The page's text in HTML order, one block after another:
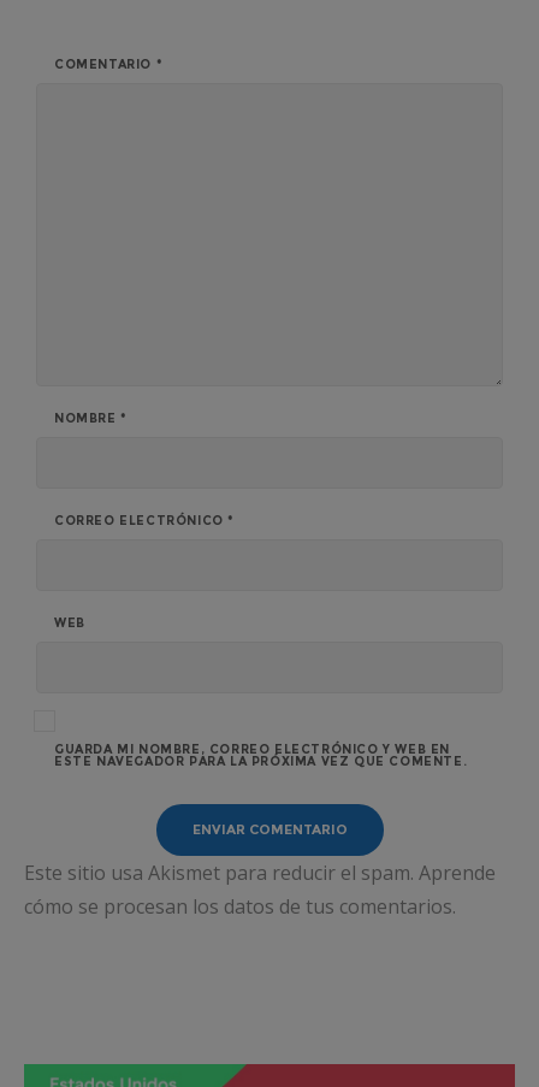
COMENTARIO *
NOMBRE *
CORREO ELECTRÓNICO *
WEB
GUARDA MI NOMBRE, CORREO ELECTRÓNICO Y WEB EN
ESTE NAVEGADOR PARA LA PRÓXIMA VEZ QUE COMENTE.
Este sitio usa Akismet para reducir el spam. Aprende
cómo se procesan los datos de tus comentarios.